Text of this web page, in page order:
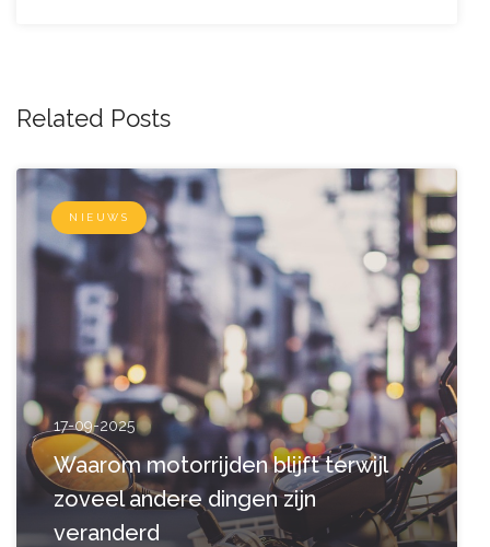
Related Posts
NIEUWS
17-09-2025
Waarom motorrijden blijft terwijl
zoveel andere dingen zijn
veranderd